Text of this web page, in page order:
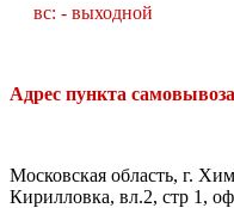
вс: - выходной
Адрес пункта
Московская область, г.
Кирилловка, вл.2, стр 1,